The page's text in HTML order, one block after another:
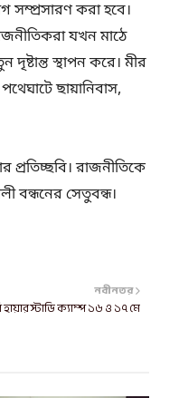
সম্প্রসারণ করা হবে।
যখন মাঠে
স্থাপন করে। মীর
ছায়ানিবাস,
রাজনীতিকে
বন্ধনের সেতুবন্ধ।
নবীনতর
স্টাডি ক্যাম্প ১৬ ও ১৭ মে